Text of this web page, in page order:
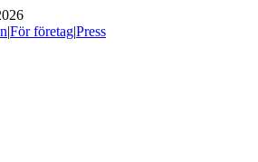
|För företag|Press